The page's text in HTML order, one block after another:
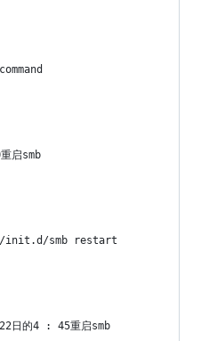
启smb
smb restart
日的4 : 45重启smb